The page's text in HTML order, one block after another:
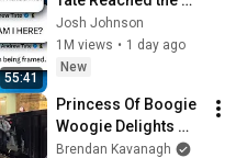
55:41
End of the Algorithm
Josh Johnson
1M views • 1 day ago
New
Princess Of Boogie
Woogie Delights
Everyone
Brendan Kavanagh